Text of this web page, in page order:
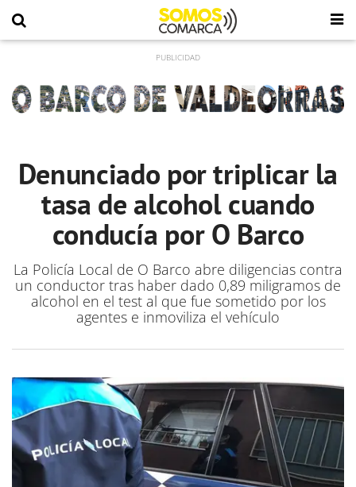
Denunciado por triplicar la
tasa de alcohol cuando
conducía por O Barco
La Policía Local de O Barco abre diligencias contra
un conductor tras haber dado 0,89 miligramos de
alcohol en el test al que fue sometido por los
agentes e inmoviliza el vehículo